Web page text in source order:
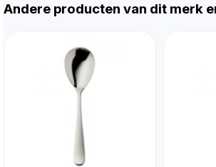
Andere producten van dit merk